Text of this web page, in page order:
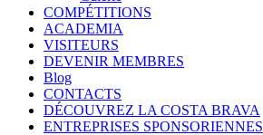
COMPÉTITIONS
ACADEMIA
VISITEURS
DEVENIR MEMBRES
Blog
CONTACTS
DÉCOUVREZ LA COSTA BRAVA
ENTREPRISES SPONSORIENNES